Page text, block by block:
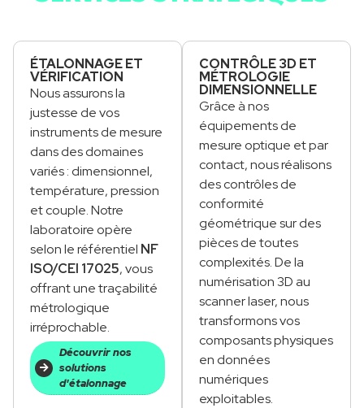
ÉTALONNAGE ET
VÉRIFICATION
Nous assurons la
justesse de vos
instruments de mesure
dans des domaines
variés : dimensionnel,
température, pression
et couple. Notre
laboratoire opère
selon le référentiel NF
ISO/CEI 17025, vous
offrant une traçabilité
métrologique
irréprochable.
Découvrir nos
solutions
d'étalonnage
CONTRÔLE 3D ET
MÉTROLOGIE
DIMENSIONNELLE
Grâce à nos
équipements de
mesure optique et par
contact, nous réalisons
des contrôles de
conformité
géométrique sur des
pièces de toutes
complexités. De la
numérisation 3D au
scanner laser, nous
transformons vos
composants physiques
en données
numériques
exploitables.